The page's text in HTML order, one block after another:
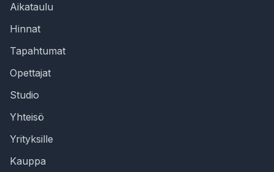
Aikataulu
Hinnat
Tapahtumat
Opettajat
Studio
Yhteisö
Yrityksille
Kauppa